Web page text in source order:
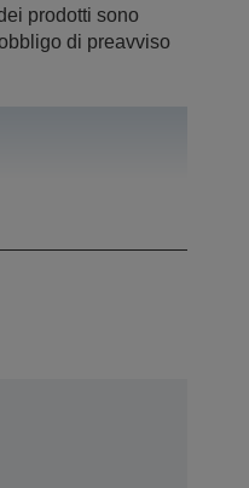
prodotti sono
di preavviso